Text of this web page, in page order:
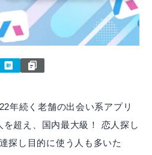
年続く老舗の出会い系アプリ
超え、国内最大級！ 恋人探し
探し目的に使う人も多いた